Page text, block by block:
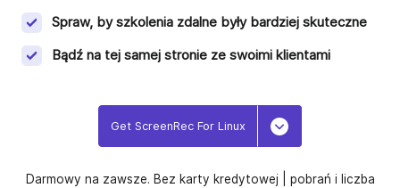
Spraw, by szkolenia zdalne były bardziej skuteczne
Bądź na tej samej stronie ze swoimi klientami
Get ScreenRec For Linux
Toggle Dropdown
Darmowy na zawsze. Bez karty kredytowej | pobrań i liczba